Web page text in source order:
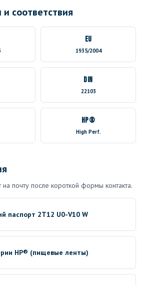
соответствия
EU
1935/2004
DIN
22103
HP®
High Perf.
почту после короткой формы контакта.
паспорт 2T12 U0-V10 W
HP® (пищевые ленты)